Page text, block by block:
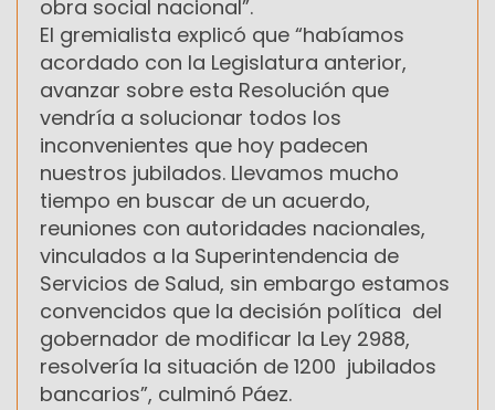
obra social nacional”.
El gremialista explicó que “habíamos
acordado con la Legislatura anterior,
avanzar sobre esta Resolución que
vendría a solucionar todos los
inconvenientes que hoy padecen
nuestros jubilados. Llevamos mucho
tiempo en buscar de un acuerdo,
reuniones con autoridades nacionales,
vinculados a la Superintendencia de
Servicios de Salud, sin embargo estamos
convencidos que la decisión política del
gobernador de modificar la Ley 2988,
resolvería la situación de 1200 jubilados
bancarios”, culminó Páez.